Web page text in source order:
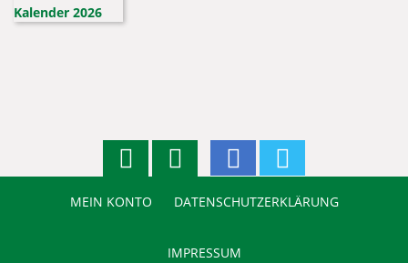
MEIN KONTO DATENSCHUTZERKLÄRUNG
IMPRESSUM